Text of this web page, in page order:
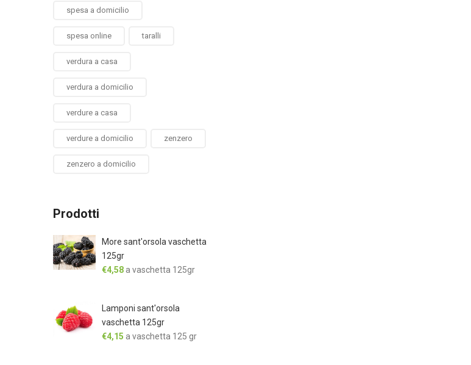
spesa a domicilio
spesa online taralli
verdura a casa
verdura a domicilio
verdure a casa
verdure a domicilio zenzero
zenzero a domicilio
Prodotti
More sant'orsola vaschetta
125gr
€4,58 a vaschetta 125gr
Lamponi sant'orsola
vaschetta 125gr
€4,15 a vaschetta 125 gr